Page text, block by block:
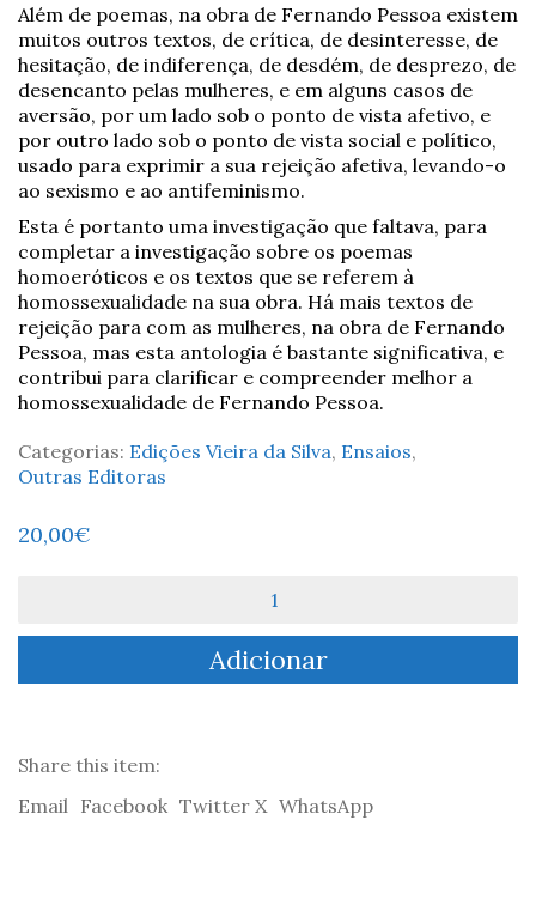
Além de poemas, na obra de Fernando Pessoa existem
muitos outros textos, de crítica, de desinteresse, de
hesitação, de indiferença, de desdém, de desprezo, de
desencanto pelas mulheres, e em alguns casos de
aversão, por um lado sob o ponto de vista afetivo, e
por outro lado sob o ponto de vista social e político,
usado para exprimir a sua rejeição afetiva, levando-o
ao sexismo e ao antifeminismo.
Esta é portanto uma investigação que faltava, para
completar a investigação sobre os poemas
homoeróticos e os textos que se referem à
homossexualidade na sua obra. Há mais textos de
rejeição para com as mulheres, na obra de Fernando
Pessoa, mas esta antologia é bastante significativa, e
contribui para clarificar e compreender melhor a
homossexualidade de Fernando Pessoa.
Categorias: Edições Vieira da Silva, Ensaios,
Outras Editoras
20,00€
Textos
Rejeição
as
-
Adicionar
Share this item:
Email Facebook Twitter X WhatsApp